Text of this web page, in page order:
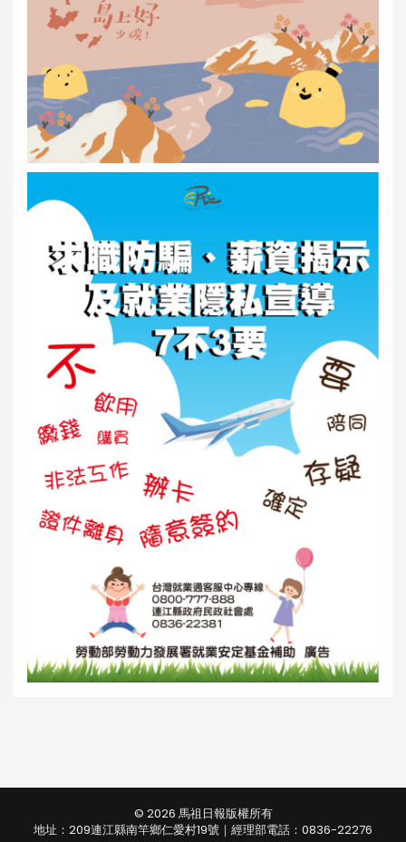
© 2026 馬祖日報版權所有
地址：209連江縣南竿鄉仁愛村19號｜經理部電話：0836-22276